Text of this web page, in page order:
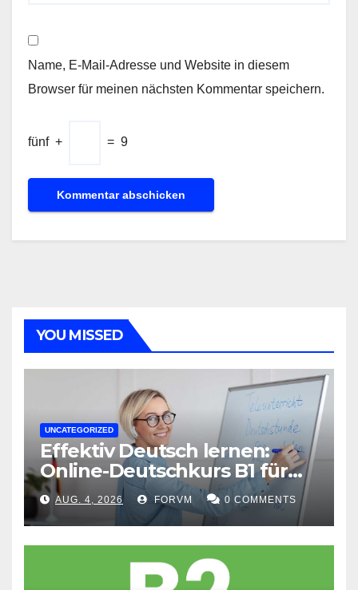
Name, E-Mail-Adresse und Website in diesem
Browser für meinen nächsten Kommentar speichern.
fünf + = 9
YOU MISSED
UNCATEGORIZED
Effektiv Deutsch lernen:
Online-Deutschkurs B1 für
flexible Lernerfolge
AUG. 4, 2026 FORVM 0 COMMENTS